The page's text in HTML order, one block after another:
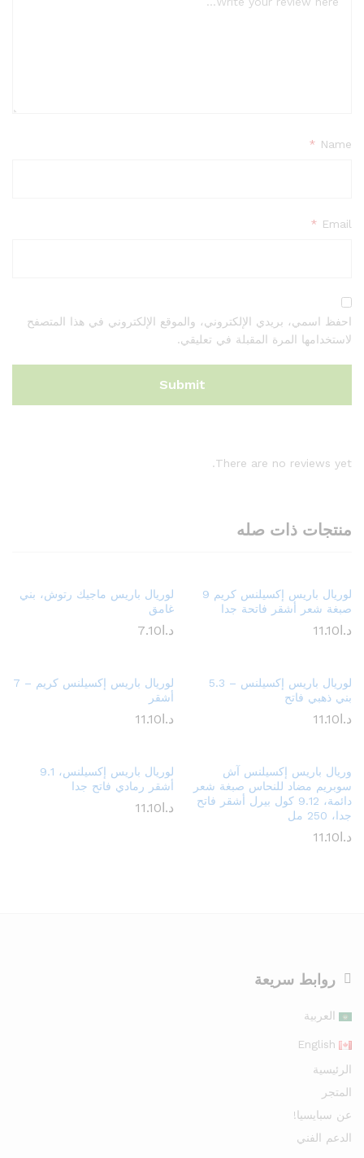
Name
*
Email
*
احفظ اسمي، بريدي الإلكتروني، والموقع الإلكتروني في هذا المتصفح
لاستخدامها المرة المقبلة في تعليقي.
There are no reviews yet.
منتجات ذات صله
لوريال باريس إكسيلنس كريم 9
صبغة شعر أشقر فاتحة جدا
د.ا11.10
لوريال باريس ماجيك رتوش، بني
غامق
د.ا7.10
لوريال باريس إكسيلنس – 5.3
بني ذهبي فاتح
د.ا11.10
لوريال باريس إكسيلنس كريم – 7
أشقر
د.ا11.10
وريال باريس إكسيلنس آش
سوبريم مضاد للنحاس صبغة شعر
دائمة، 9.12 كول بيرل أشقر فاتح
جدا، 250 مل
د.ا11.10
لوريال باريس إكسيلنس، 9.1
أشقر رمادي فاتح جدا
د.ا11.10
روابط سريعة
العربية
English
الرئيسية
المتجر
عن سبايسيا!
الدعم الفني